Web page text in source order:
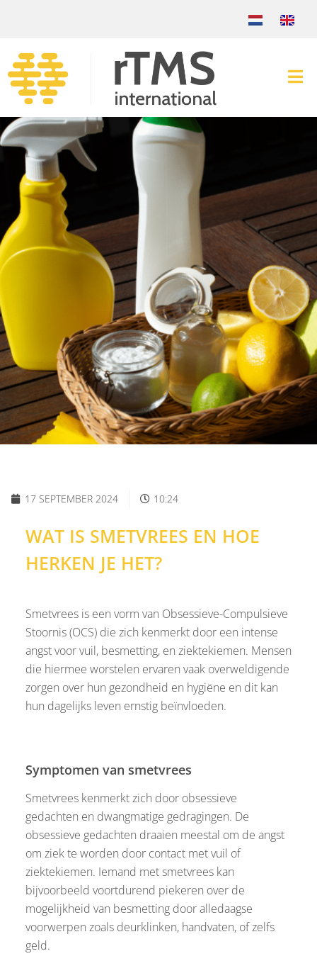
17 SEPTEMBER 2024 10:24
WAT IS SMETVREES EN HOE
HERKEN JE HET?
Smetvrees is een vorm van Obsessieve-Compulsieve
Stoornis (OCS) die zich kenmerkt door een intense
angst voor vuil, besmetting, en ziektekiemen. Mensen
die hiermee worstelen ervaren vaak overweldigende
zorgen over hun gezondheid en hygiëne en dit kan
hun dagelijks leven ernstig beïnvloeden.
Symptomen van smetvrees
Smetvrees kenmerkt zich door obsessieve
gedachten en dwangmatige gedragingen. De
obsessieve gedachten draaien meestal om de angst
om ziek te worden door contact met vuil of
ziektekiemen. Iemand met smetvrees kan
bijvoorbeeld voortdurend piekeren over de
mogelijkheid van besmetting door alledaagse
voorwerpen zoals deurklinken, handvaten, of zelfs
geld.